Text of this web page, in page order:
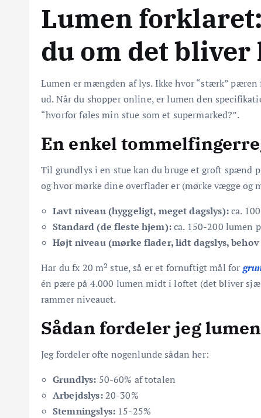
Lumen
du om det bliver
Lumen er mængden af lys. Ikke hvor “stærk”
ud. Når du shopper online, er lumen den
“hvorfor føles min stue som et supermarked?”.
En enkel
Til grundlys i en stue kan du bruge et groft spænd
og hvor mørke dine overflader er (mørke vægge og
Lavt niveau (hyggeligt, meget dagslys):ca.
Standard (de fleste hjem):ca. 150-200 lumen
Højt niveau (mørke flader, lidt dagslys,
Har du fx 20 m² stue, så er et fornuftigt mål for
én pære på 4.000 lumen midt i loftet (det bliver
rammer niveauet.
Sådan fordeler jeg
Jeg fordeler ofte nogenlunde sådan her:
Grundlys: 50-60% af totalen
Arbejdslys:20-30%
Stemningslys:15-25%